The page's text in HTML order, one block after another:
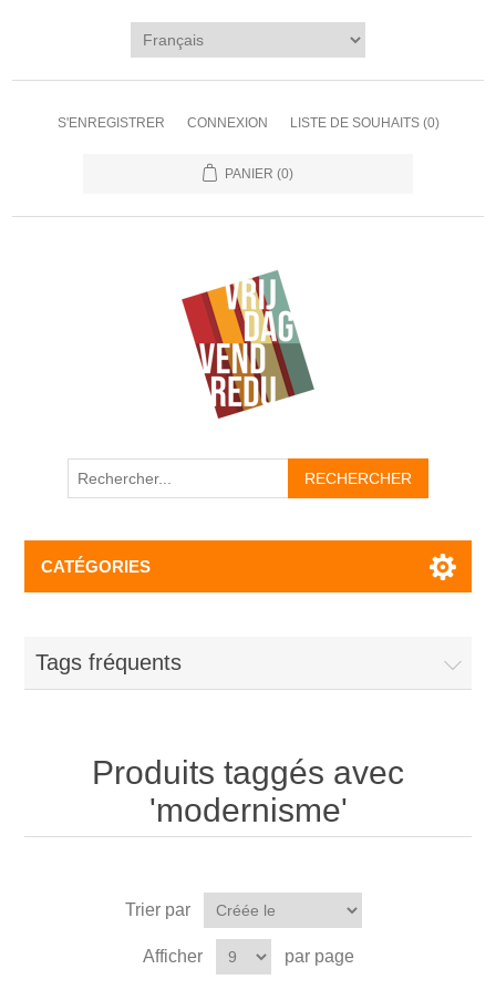
S'ENREGISTRER CONNEXION LISTE DE SOUHAITS (0)
PANIER (0)
CATÉGORIES
Tags fréquents
Produits taggés avec
'modernisme'
Trier par
Afficher par page